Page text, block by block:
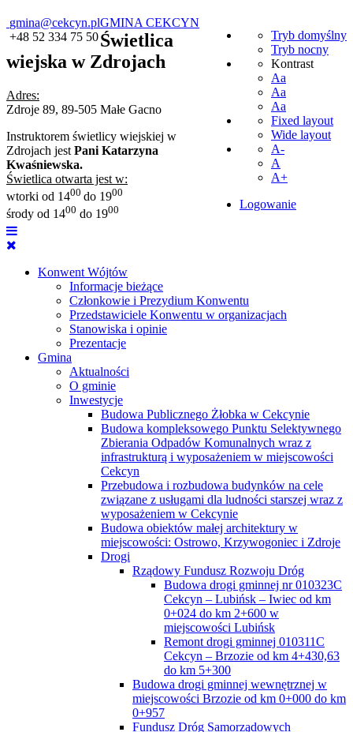
gmina@cekcyn.pl
+48 52 334 75 50
Tryb domyślny
Tryb nocny
Kontrast
Aa
Aa
Aa
Fixed layout
Wide layout
A-
A
A+
Logowanie
GMINA CEKCYN
Konwent Wójtów
Informacje bieżące
Członkowie i Prezydium Konwentu
Przedstawiciele Konwentu w organizacjach
Stanowiska i opinie
Prezentacje
Gmina
Aktualności
O gminie
Inwestycje
Budowa Publicznego Żłobka w Cekcynie
Budowa kompleksowego Punktu Selektywnego
Zbierania Odpadów Komunalnych wraz z
infrastrukturą i wyposażeniem w miejscowości
Cekcyn
Przebudowa i rozbudowa budynków na cele
związane z usługami dla ludności starszej wraz z
wyposażeniem w Cekcynie
Budowa obiektów małej architektury w
miejscowości: Ostrowo, Krzywogoniec i Zdroje
Drogi
Rządowy Fundusz Rozwoju Dróg
Budowa drogi gminnej nr 010323C
Cekcyn – Lubińsk – Iwiec od km
0+024 do km 2+600 w
miejscowości Lubińsk
Remont drogi gminnej 010311C
Cekcyn – Brzozie od km 4+430,63
do km 5+300
Budowa drogi gminnej wewnętrznej w
miejscowości Brzozie od km 0+000 do km
0+957
Fundusz Dróg Samorządowych
Świetlica
wiejska w Zdrojach
Adres:
Zdroje 89, 89-505 Małe Gacno
Instruktorem świetlicy wiejskiej w
Zdrojach jest Pani Katarzyna
Kwaśniewska.
Świetlica otwarta jest w:
wtorki od 1400 do 1900
środy od 1400 do 1900